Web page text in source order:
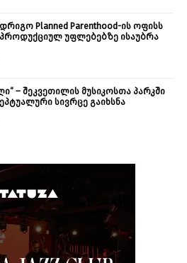
Planned Parenthood-ის ოფისს
უფლებებზე ისაუბრა
– შეკვეთილის მუსიკოსთა პარკში
სივრცე გაიხსნა ￼